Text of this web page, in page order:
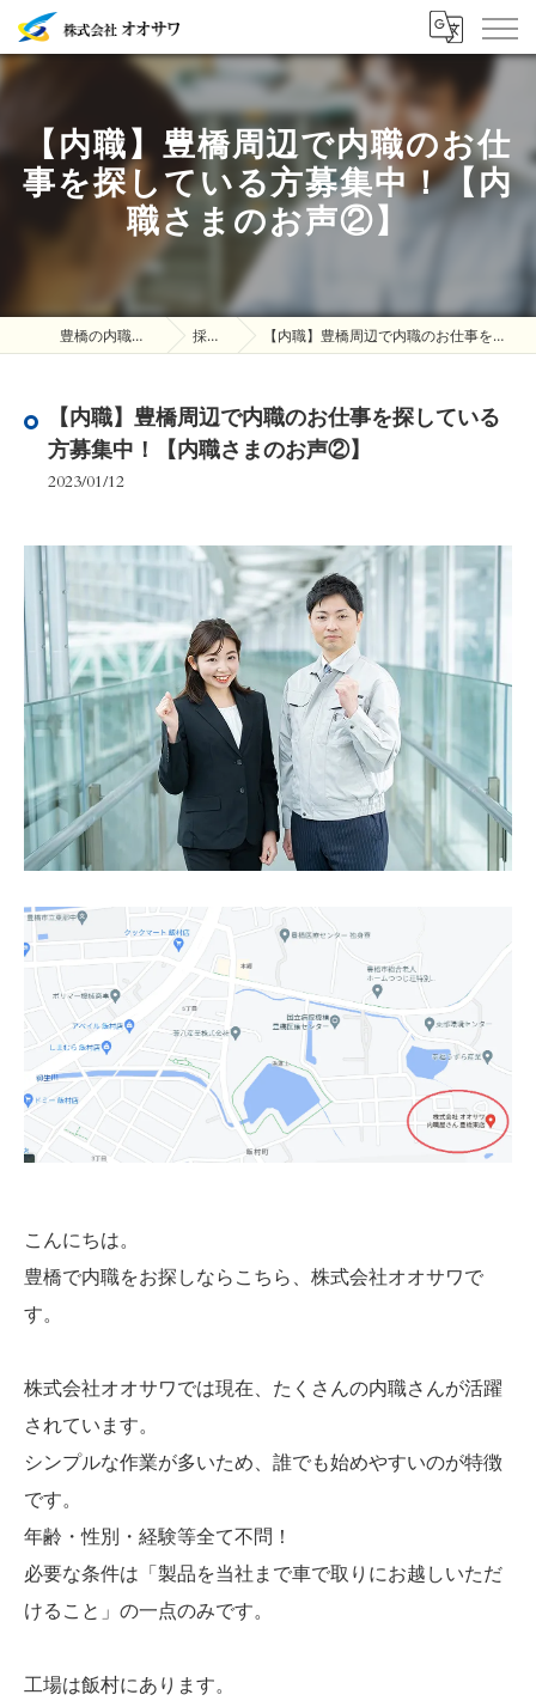
【内職】豊橋周辺で内職のお仕
事を探している方募集中！【内
職さまのお声②】
豊橋の内職は株式会社オオサワ 採用ブログ 【内職】豊橋周辺で内職のお仕事を探している方募集中！【内職さまのお声②】
【内職】豊橋周辺で内職のお仕事を探している
方募集中！【内職さまのお声②】
2023/01/12
こんにちは。
豊橋で内職をお探しならこちら、株式会社オオサワで
す。
株式会社オオサワでは現在、たくさんの内職さんが活躍
されています。
シンプルな作業が多いため、誰でも始めやすいのが特徴
です。
年齢・性別・経験等全て不問！
必要な条件は「製品を当社まで車で取りにお越しいただ
けること」の一点のみです。
工場は飯村にあります。